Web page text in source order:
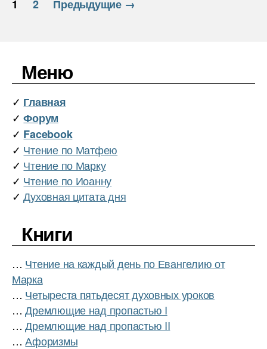
1 2 Предыдущие →
Меню
✓ Главная
✓Форум
✓ Facebook
✓ Чтение по Матфею
✓ Чтение по Марку
✓ Чтение по Иоанну
✓Духовная цитата дня
Книги
… Чтение на каждый день по Евангелию от
Марка
… Четыреста пятьдесят духовных уроков
…Дремлющие над пропастью I
…Дремлющие над пропастью II
…Афоризмы